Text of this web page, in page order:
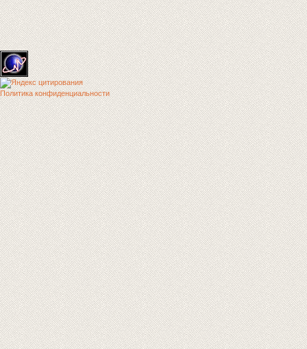
Политика конфиденциальности